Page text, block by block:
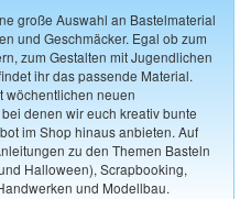
große Auswahl an Bastelmaterial
und Geschmäcker. Egal ob zum
zum Gestalten mit Jugendlichen
ihr das passende Material.
wöchentlichen neuen
denen wir euch kreativ bunte
im Shop hinaus anbieten. Auf
zu den Themen Basteln
Halloween), Scrapbooking,
und Modellbau.